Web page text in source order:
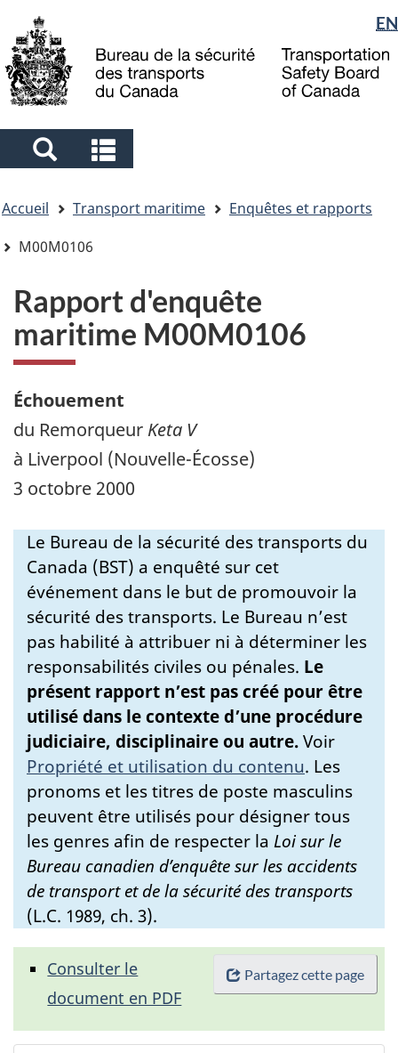
to
main
to
"About
government"
à
la
Sélection
de
la
langue
EN
Search
and
menus
and
menus
êtes
ici
Accueil Transport maritime
Enquêtes et rapports
M00M0106
Rapport d'enquête
maritime M00M0106
Échouement
du Remorqueur Keta V
à Liverpool (Nouvelle-Écosse)
3 octobre 2000
Le Bureau de la sécurité des transports du
Canada (BST) a enquêté sur cet
événement dans le but de promouvoir la
sécurité des transports. Le Bureau n’est
pas habilité à attribuer ni à déterminer les
responsabilités civiles ou pénales. Le
présent rapport n’est pas créé pour être
utilisé dans le contexte d’une procédure
judiciaire, disciplinaire ou autre.Voir
Propriété et utilisation du contenu. Les
pronoms et les titres de poste masculins
peuvent être utilisés pour désigner tous
les genres afin de respecter la Loi sur le
Bureau canadien d’enquête sur les accidents
de transport et de la sécurité des transports
(L.C. 1989, ch. 3).
Partagez cette page
Consulter le
document en PDF